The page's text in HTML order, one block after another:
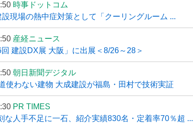
時事ドットコム
現場の熱中症対策として「クーリングルーム ...
産経ニュース
建設DX展 大阪」に出展＜8/26～28＞
朝日新聞デジタル
使わない建物 大成建設が福島・田村で技術実証
PR TIMES
な人手不足に一石、紹介実績830名・定着率70％超 ...